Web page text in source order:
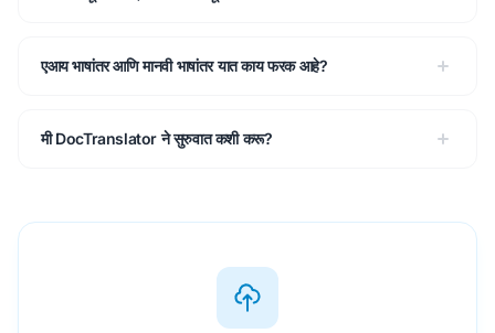
एआय भाषांतर आणि मानवी भाषांतर यात काय फरक आहे?
मी DocTranslator ने सुरुवात कशी करू?